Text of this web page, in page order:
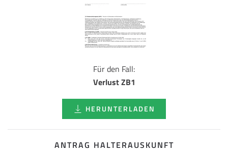
Für den Fall:
Verlust ZB1
HERUNTERLADEN
ANTRAG HALTERAUSKUNFT